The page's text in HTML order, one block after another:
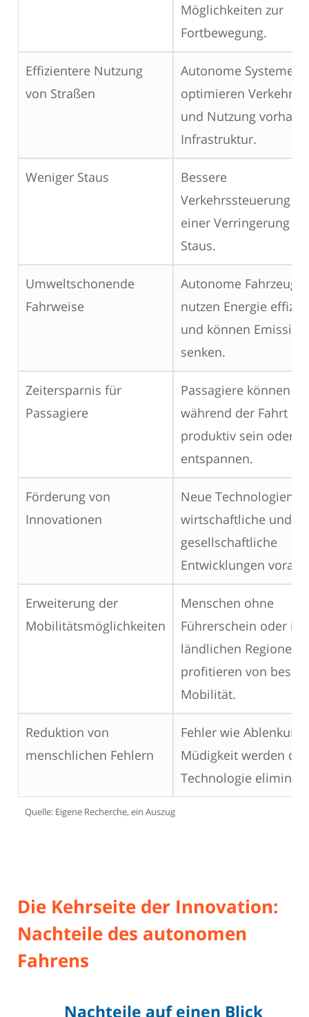
Möglichkeiten zur
Fortbewegung.
Effizientere Nutzung
von Straßen
Autonome Systeme
optimieren
und Nutzung
Infrastruktur.
Weniger Staus
Bessere
Verkehrssteuerung
einer Verringerung
Staus.
Umweltschonende
Fahrweise
Autonome Fahrzeuge
nutzen Energie
und können
senken.
Zeitersparnis für
Passagiere
Passagiere können
während der Fahrt
produktiv sein oder
entspannen.
Förderung von
Innovationen
Neue Technologien
wirtschaftliche und
gesellschaftliche
Entwicklungen voran.
Erweiterung der
Mobilitätsmöglichkeiten
Menschen ohne
Führerschein oder in
ländlichen Regionen
profitieren von
Mobilität.
Reduktion von
menschlichen Fehlern
Fehler wie
Müdigkeit werden
Technologie
Quelle: Eigene Recherche, ein Auszug
Die Kehrseite der Innovation:
Nachteile des autonomen
Fahrens
Nachteile auf einen Blick